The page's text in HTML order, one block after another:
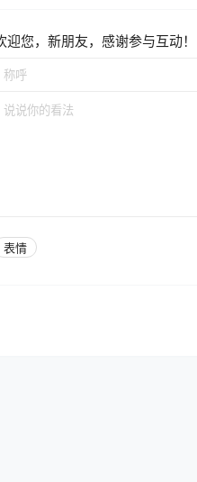
迎您，新朋友，感谢参与互动！
表情